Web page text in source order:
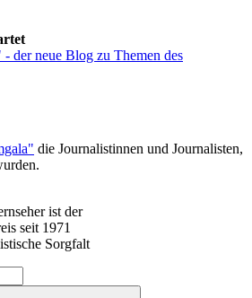
der neue Blog zu Themen des
die Journalistinnen und Journalisten,
ist der
seit 1971
Sorgfalt